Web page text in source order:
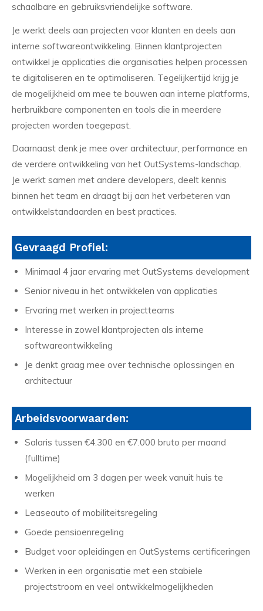
schaalbare en gebruiksvriendelijke software.
Je werkt deels aan projecten voor klanten en deels aan
interne softwareontwikkeling. Binnen klantprojecten
ontwikkel je applicaties die organisaties helpen processen
te digitaliseren en te optimaliseren. Tegelijkertijd krijg je
de mogelijkheid om mee te bouwen aan interne platforms,
herbruikbare componenten en tools die in meerdere
projecten worden toegepast.
Daarnaast denk je mee over architectuur, performance en
de verdere ontwikkeling van het OutSystems-landschap.
Je werkt samen met andere developers, deelt kennis
binnen het team en draagt bij aan het verbeteren van
ontwikkelstandaarden en best practices.
Gevraagd Profiel:
Minimaal 4 jaar ervaring met OutSystems development
Senior niveau in het ontwikkelen van applicaties
Ervaring met werken in projectteams
Interesse in zowel klantprojecten als interne
softwareontwikkeling
Je denkt graag mee over technische oplossingen en
architectuur
Arbeidsvoorwaarden:
Salaris tussen €4.300 en €7.000 bruto per maand
(fulltime)
Mogelijkheid om 3 dagen per week vanuit huis te
werken
Leaseauto of mobiliteitsregeling
Goede pensioenregeling
Budget voor opleidingen en OutSystems certificeringen
Werken in een organisatie met een stabiele
projectstroom en veel ontwikkelmogelijkheden